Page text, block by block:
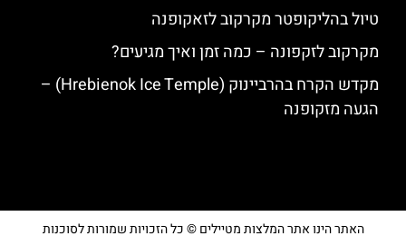
טיול בהליקופטר מקרקוב לזאקופנה
מקרקוב לזקפונה – כמה זמן ואיך מגיעים?
מקדש הקרח בהרביינוק (Hrebienok Ice Temple) –
הגעה מזקופנה
האתר הינו אתר המלצות מטיילים © כל הזכויות שמורות לסוכנות